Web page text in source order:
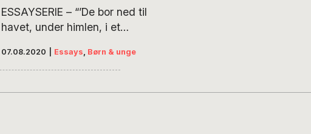
ESSAYSERIE – “’De bor ned til
havet, under himlen, i et
Og jeg ved, at det, min
veninde kan med mennesker,
07.08.2020 Essays Børn & unge